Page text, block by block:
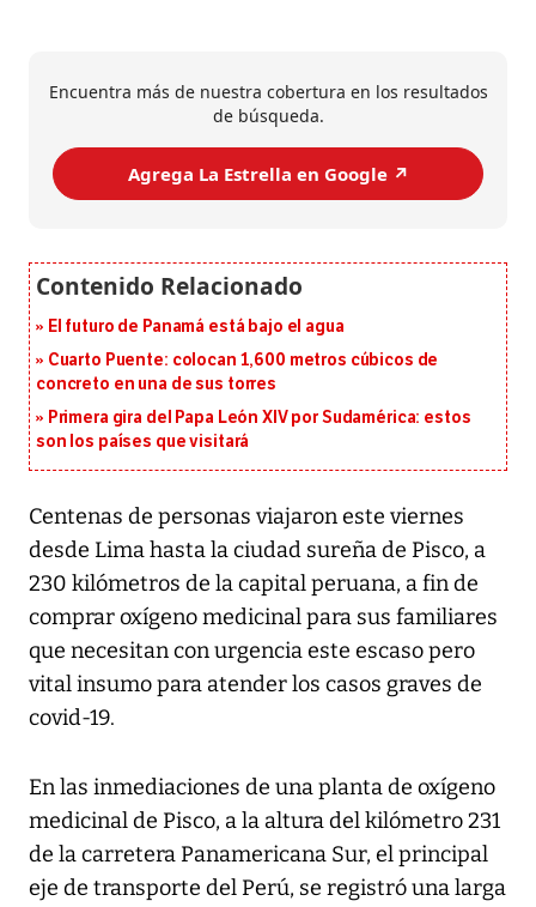
Encuentra más de nuestra cobertura en los resultados
de búsqueda.
Agrega La Estrella en Google ↗️
El futuro de Panamá está bajo el agua
Cuarto Puente: colocan 1,600 metros cúbicos de
concreto en una de sus torres
Primera gira del Papa León XIV por Sudamérica: estos
son los países que visitará
Centenas de personas viajaron este viernes
desde Lima hasta la ciudad sureña de Pisco, a
230 kilómetros de la capital peruana, a fin de
comprar oxígeno medicinal para sus familiares
que necesitan con urgencia este escaso pero
vital insumo para atender los casos graves de
covid-19.
En las inmediaciones de una planta de oxígeno
medicinal de Pisco, a la altura del kilómetro 231
de la carretera Panamericana Sur, el principal
eje de transporte del Perú, se registró una larga